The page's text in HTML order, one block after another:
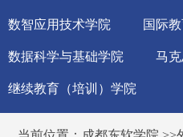
数智应用技术学院 国际
数据科学与基础学院 马
继续教育（培训）学院